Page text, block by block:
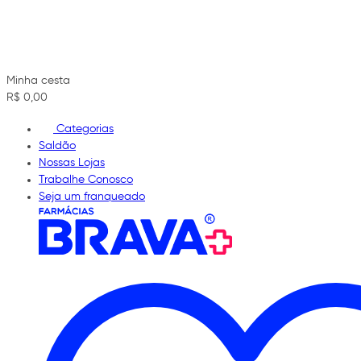
Minha cesta
R$ 0,00
Categorias
Saldão
Nossas Lojas
Trabalhe Conosco
Seja um franqueado